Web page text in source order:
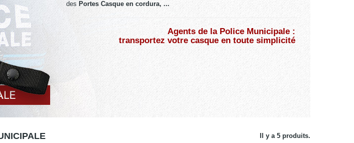
des Portes Casque en cordura, ...
Agents de la Police Municipale :
transportez votre casque en toute simplicité
Il y a 5 produits.